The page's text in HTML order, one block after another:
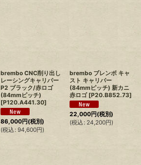
brembo CNC削り出し
レーシングキャリパー
P2 ブラック/赤ロゴ
(84mmピッチ)
[P120.A441.30]
86,000円(税別)
(税込 : 94,600円)
brembo ブレンボ キャ
スト キャリパー
(84mmピッチ) 新カニ
赤ロゴ [P20.B852.73]
22,000円(税別)
(税込 : 24,200円)